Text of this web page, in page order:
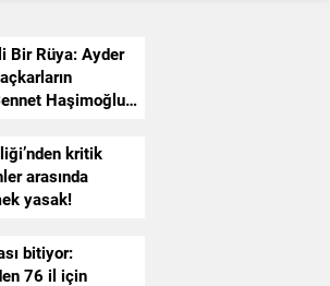
Bir Rüya: Ayder
Haşimoğlu
kritik
arasında
yasak!
bitiyor:
76 il için